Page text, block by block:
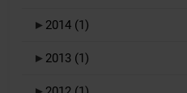
► 2014 (1)
► 2013 (1)